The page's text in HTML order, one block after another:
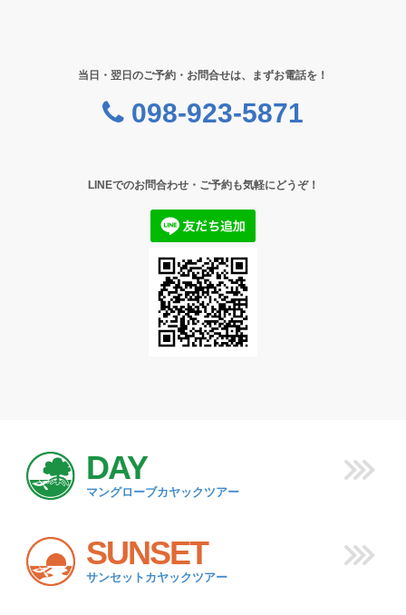
当日・翌日のご予約・お問合せは、まずお電話を！
098-923-5871
LINEでのお問合わせ・ご予約も気軽にどうぞ！
DAY
マングローブカヤックツアー
SUNSET
サンセットカヤックツアー